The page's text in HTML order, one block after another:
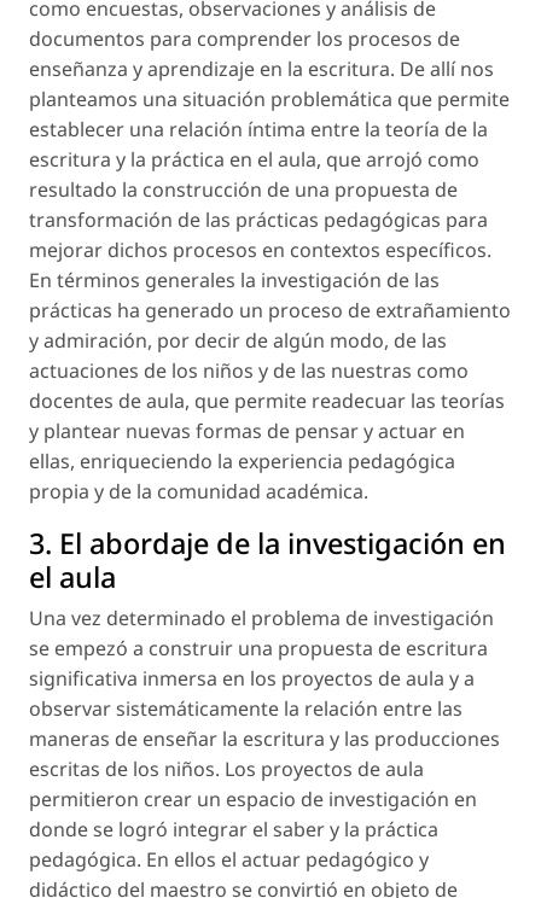
como encuestas, observaciones y análisis de
documentos para comprender los procesos de
enseñanza y aprendizaje en la escritura. De allí nos
planteamos una situación problemática que permite
establecer una relación íntima entre la teoría de la
escritura y la práctica en el aula, que arrojó como
resultado la construcción de una propuesta de
transformación de las prácticas pedagógicas para
mejorar dichos procesos en contextos específicos.
En términos generales la investigación de las
prácticas ha generado un proceso de extrañamiento
y admiración, por decir de algún modo, de las
actuaciones de los niños y de las nuestras como
docentes de aula, que permite readecuar las teorías
y plantear nuevas formas de pensar y actuar en
ellas, enriqueciendo la experiencia pedagógica
propia y de la comunidad académica.
3. El abordaje de la investigación en
el aula
Una vez determinado el problema de investigación
se empezó a construir una propuesta de escritura
significativa inmersa en los proyectos de aula y a
observar sistemáticamente la relación entre las
maneras de enseñar la escritura y las producciones
escritas de los niños. Los proyectos de aula
permitieron crear un espacio de investigación en
donde se logró integrar el saber y la práctica
pedagógica. En ellos el actuar pedagógico y
didáctico del maestro se convirtió en objeto de